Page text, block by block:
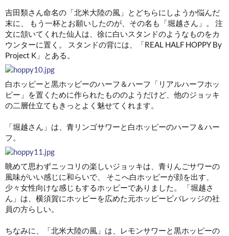
吉田類さん命名の「北米大陸の風」とどちらにしようか悩んだ
末に、 もう一杯とお願いしたのが、その名も「堀越さん」。 注
文に頷いてくれた仙人は、徐に白いスタンドのようなものをカ
ウンターに置く。 スタンドの背には、「REAL HALF HOPPY By
Project K」とある。
白ホッピーと黒ホッピーのハーフ＆ハーフ「リアルハーフホッ
ピー」を置くために作られたもののようだけど、他のジョッキ
の二層仕立てもきっとよく魅せてくれます。
「堀越さん」は、青リンゴサワーと白ホッピーのハーフ＆ハー
フ。
眺めて思わずニッコリの楽しいジョッキは、青りんごサワーの
風味がいい感じに和らいで、 そこへ白ホッピーが顔を出す、
少々女性向けな感じもするホッピーでありました。 「堀越さ
ん」は、横須賀にホッピーを広めた元ホッピービバレッジの社
員の方らしい。
ちなみに、「北米大陸の風」は、レモンサワーと黒ホッピーの